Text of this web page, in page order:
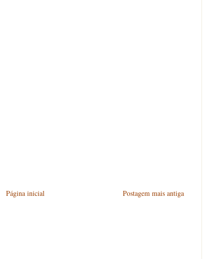
Postagem mais antiga
Página inicial